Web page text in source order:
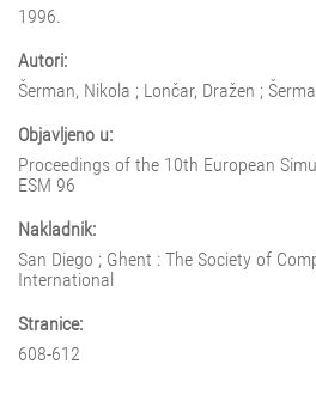
1996.
Autori:
Šerman, Nikola ; Lončar, Dražen ;
Objavljeno u:
Proceedings of the 10th European
ESM 96
Nakladnik:
San Diego ; Ghent : The Society of
International
Stranice:
608-612